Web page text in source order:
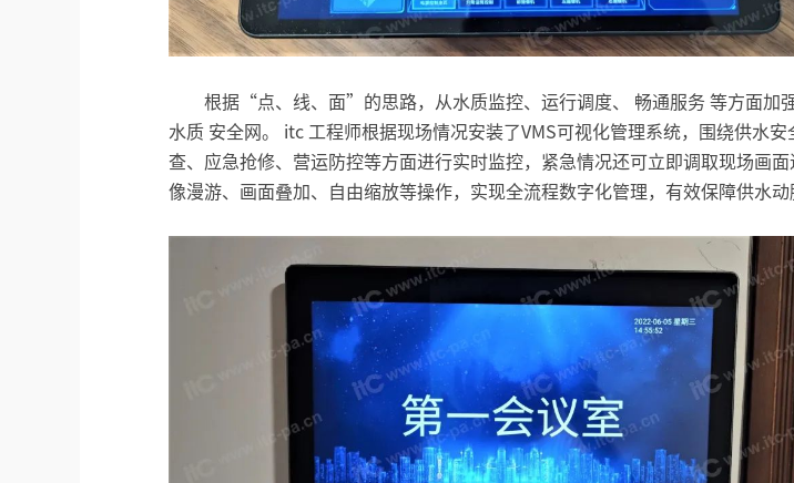
根据“点、线、面”的思路，从水质监控、运行调度、 畅通服务 等方面加
水质 安全网。 itc 工程师根据现场情况安装了VMS可视化管理系统，围绕供水安
查、应急抢修、营运防控等方面进行实时监控，紧急情况还可立即调取现场画
像漫游、画面叠加、自由缩放等操作，实现全流程数字化管理，有效保障供水动